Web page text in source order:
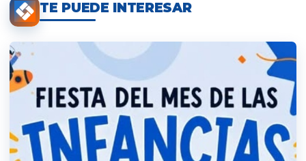
TE PUEDE INTERESAR